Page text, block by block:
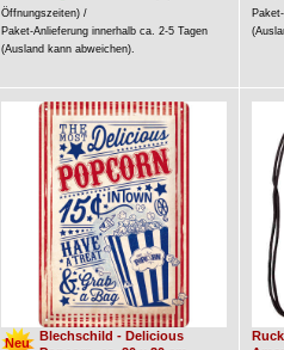
Öffnungszeiten) /
Paket-Anlieferung innerhalb ca. 2-5 Tagen
(Ausland kann abweichen).
Neu
Blechschild - Delicious